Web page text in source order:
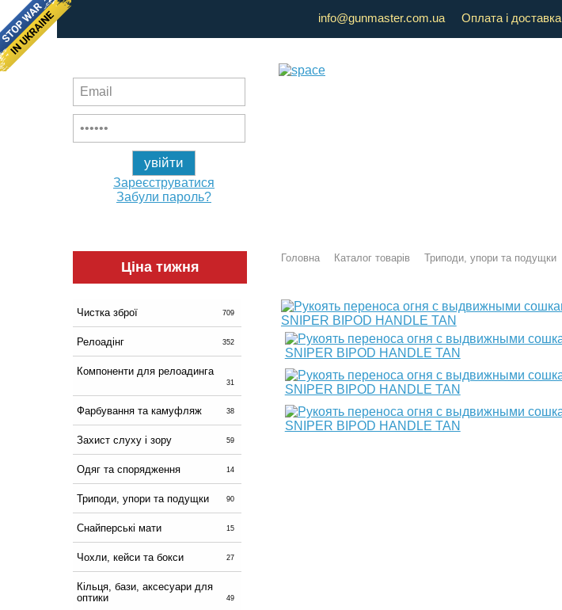
info@gunmaster.com.ua Оплата і доставка
Зареєструватися
Забули пароль?
Ціна тижня
Чистка зброї 709
Релоадінг 352
Компоненти для релоадинга
31
Фарбування та камуфляж 38
Захист слуху і зору 59
Одяг та спорядження 14
Триподи, упори та подущки 90
Снайперські мати 15
Чохли, кейси та бокси 27
Кільця, бази, аксесуари для
оптики
49
Головна Каталог товарів Триподи, упори та подущки